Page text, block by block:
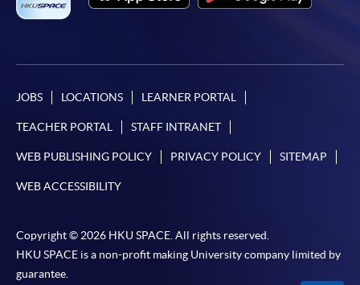
JOBS LOCATIONS LEARNER PORTAL
TEACHER PORTAL STAFF INTRANET
WEB PUBLISHING POLICY PRIVACY POLICY SITEMAP
WEB ACCESSIBILITY
Copyright © 2026 HKU SPACE. All rights reserved.
HKU SPACE is a non-profit making University company limited by
guarantee.